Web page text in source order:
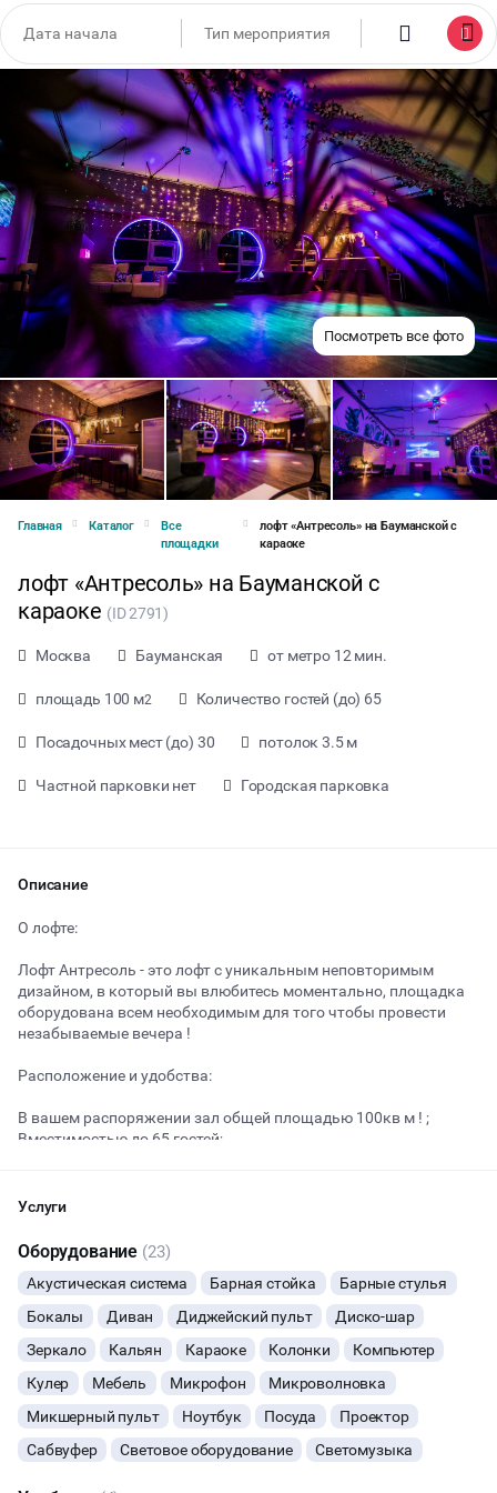
Посмотреть все фото
Главная Каталог
Все
площадки
лофт «Антресоль» на Бауманской с
караоке
лофт «Антресоль» на Бауманской с
караоке (ID 2791)
Москва Бауманская от метро 12 мин.
площадь 100 м2 Количество гостей (до) 65
Посадочных мест (до) 30 потолок 3.5 м
Частной парковки нет Городская парковка
Описание
О лофте:
Лофт Антресоль - это лофт с уникальным неповторимым
дизайном, в который вы влюбитесь моментально, площадка
оборудована всем необходимым для того чтобы провести
незабываемые вечера !
Расположение и удобства:
В вашем распоряжении зал общей площадью 100кв м ! ;
Вместимостью до 65 гостей;
Частная парковка - бесплатно.
Проектор;
Караоке с множеством песен;
Ноутбук;
Профессиональный звук 2кВт;
Доступ к быстрому WiFi;
Настольные игры;
Большой и вместительный холодильник;
Морозилка со льдом;
Микроволновка;
Электрочайник;
Услуги
Оборудование (23)
Акустическая система Барная стойка
Барные стулья
Бокалы
Диван Диджейский пульт
Диско-шар
Зеркало
Кальян Караоке Колонки
Компьютер
Кулер
Мебель Микрофон
Микроволновка
Микшерный пульт
Ноутбук Посуда
Проектор
Сабвуфер
Световое оборудование Светомузыка
от 1999 ₽ за час
Тип мероприятия
ВЕЧЕРИНКИ
ДЕНЬ РОЖДЕНИЯ
СВАДЬБЫ
КОРПОРАТИВЫ
ДЕЛОВЫЕ МЕРОПРИЯТИЯ
ФОТОСЕССИИ
Начало
ОСТАВИТЬ ЗАЯВКУ
Вы можете отменить заявку в любой момент, это бесплатно
или поменять параметры с нашим менеджером после того, как
оставите заявку
🔥 8 человек интересовались этой площадкой сегодня